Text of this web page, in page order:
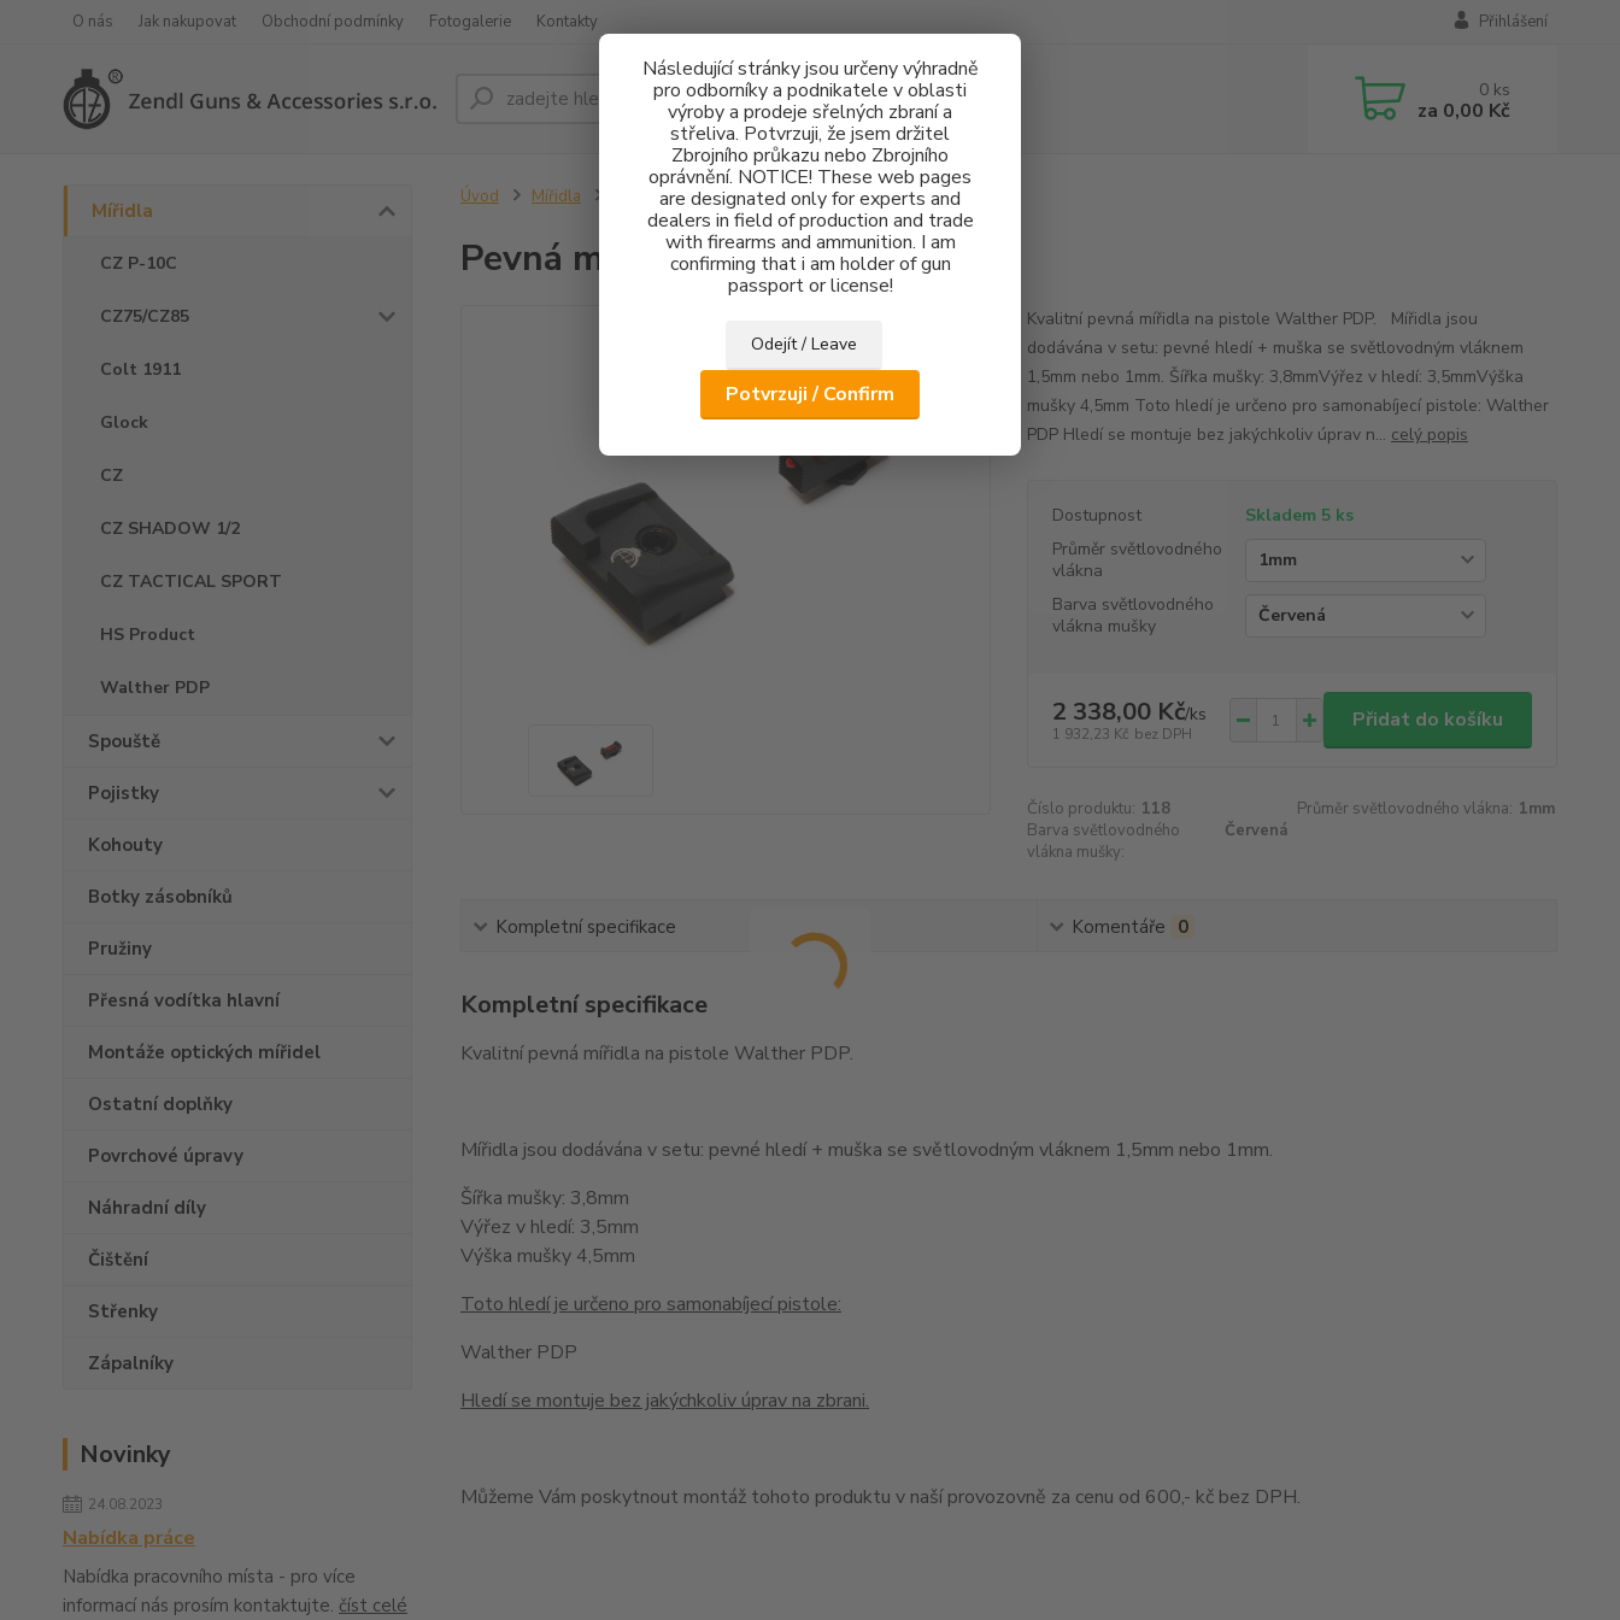
Následující stránky jsou určeny výhradně
pro odborníky a podnikatele v oblasti
výroby a prodeje sřelných zbraní a
střeliva. Potvrzuji, že jsem držitel
Zbrojního průkazu nebo Zbrojního
oprávnění. NOTICE! These web pages
are designated only for experts and
dealers in field of production and trade
with firearms and ammunition. I am
confirming that i am holder of gun
passport or license!
Odejít / Leave
Potvrzuji / Confirm
O nás Jak nakupovat Obchodní podmínky Fotogalerie Kontakty Přihlášení
Hledat 0 ks
za 0,00 Kč
Mířidla
CZ P-10C
CZ75/CZ85
Colt 1911
Glock
CZ
CZ SHADOW 1/2
CZ TACTICAL SPORT
HS Product
Walther PDP
Spouště
Pojistky
Kohouty
Botky zásobníků
Pružiny
Přesná vodítka hlavní
Montáže optických mířidel
Ostatní doplňky
Povrchové úpravy
Náhradní díly
Čištění
Střenky
Zápalníky
Novinky
24.08.2023
Nabídka práce
Nabídka pracovního místa - pro více
informací nás prosím kontaktujte. číst celé
Úvod Mířidla Pevná mířidla Walther PDP
Pevná mířidla Walther PDP
Kvalitní pevná mířidla na pistole Walther PDP. Mířidla jsou
dodávána v setu: pevné hledí + muška se světlovodným vláknem
1,5mm nebo 1mm. Šířka mušky: 3,8mmVýřez v hledí: 3,5mmVýška
mušky 4,5mm Toto hledí je určeno pro samonabíjecí pistole: Walther
PDP Hledí se montuje bez jakýchkoliv úprav n... celý popis
Dostupnost
Skladem 5 ks
Průměr světlovodného
vlákna
Barva světlovodného
vlákna mušky
2 338,00 Kč/ks
1 932,23 Kč bez DPH
Přidat do košíku
Číslo produktu: 118 Průměr světlovodného vlákna: 1mm
Barva světlovodného
vlákna mušky:
Červená
Kompletní specifikace Komentáře 0
Kompletní specifikace
Kvalitní pevná mířidla na pistole Walther PDP.
Mířidla jsou dodávána v setu: pevné hledí + muška se světlovodným vláknem 1,5mm nebo 1mm.
Šířka mušky: 3,8mm
Výřez v hledí: 3,5mm
Výška mušky 4,5mm
Toto hledí je určeno pro samonabíjecí pistole:
Walther PDP
Hledí se montuje bez jakýchkoliv úprav na zbrani.
Můžeme Vám poskytnout montáž tohoto produktu v naší provozovně za cenu od 600,- kč bez DPH.